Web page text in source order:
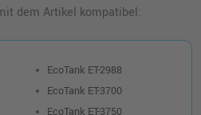
dem Artikel kompatibel:
EcoTank ET-2988
EcoTank ET-3700
EcoTank ET-3750